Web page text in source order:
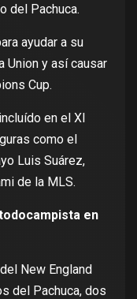
del Pachuca.
ayudar a su
Union y así causar
Cup.
en el XI
como el
Luis Suárez,
de la MLS.
en
New England
del Pachuca, dos